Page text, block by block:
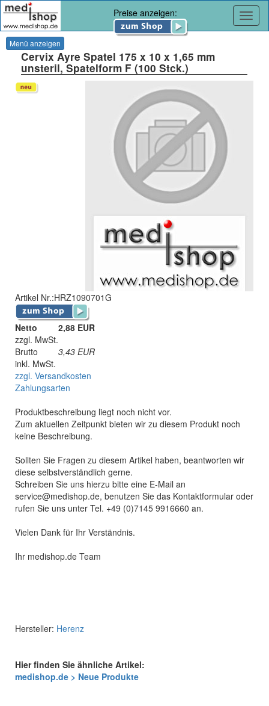
Preise anzeigen:
Menü anzeigen
Cervix Ayre Spatel 175 x 10 x 1,65 mm
unsteril, Spatelform F (100 Stck.)
Artikel Nr.:HRZ1090701G
Netto
2,88 EUR
zzgl. MwSt.
Brutto
3,43 EUR
inkl. MwSt.
zzgl. Versandkosten
Zahlungsarten
Produktbeschreibung liegt noch nicht vor.
Zum aktuellen Zeitpunkt bieten wir zu diesem Produkt noch
keine Beschreibung.
Sollten Sie Fragen zu diesem Artikel haben, beantworten wir
diese selbstverständlich gerne.
Schreiben Sie uns hierzu bitte eine E-Mail an
service@medishop.de, benutzen Sie das Kontaktformular oder
rufen Sie uns unter Tel. +49 (0)7145 9916660 an.
Vielen Dank für Ihr Verständnis.
Ihr medishop.de Team
Hersteller: Herenz
Hier finden Sie ähnliche Artikel:
medishop.de > Neue Produkte